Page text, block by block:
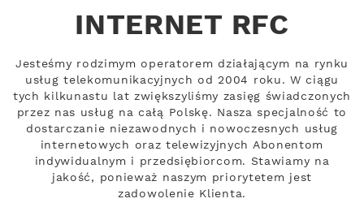
INTERNET RFC
Jesteśmy rodzimym operatorem działającym na rynku
usług telekomunikacyjnych od 2004 roku. W ciągu
tych kilkunastu lat zwiększyliśmy zasięg świadczonych
przez nas usług na całą Polskę. Nasza specjalność to
dostarczanie niezawodnych i nowoczesnych usług
internetowych oraz telewizyjnych Abonentom
indywidualnym i przedsiębiorcom. Stawiamy na
jakość, ponieważ naszym priorytetem jest
zadowolenie Klienta.